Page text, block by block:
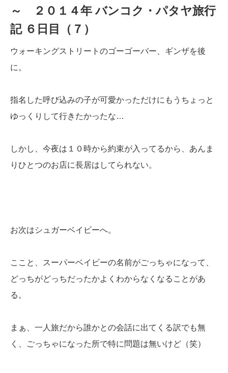
～ ２０１４年 バンコク・パタヤ旅行
記 ６日目（７）
ウォーキングストリートのゴーゴーバー、ギンザを後
に。
指名した呼び込みの子が可愛かっただけにもうちょっと
ゆっくりして行きたかったな…
しかし、今夜は１０時から約束が入ってるから、あんま
りひとつのお店に長居はしてられない。
お次はシュガーベイビーへ。
ここと、スーパーベイビーの名前がごっちゃになって、
どっちがどっちだったかよくわからなくなることがあ
る。
まぁ、一人旅だから誰かとの会話に出てくる訳でも無
く、ごっちゃになった所で特に問題は無いけど（笑）